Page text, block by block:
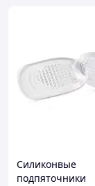
Силиконвые
подпяточники